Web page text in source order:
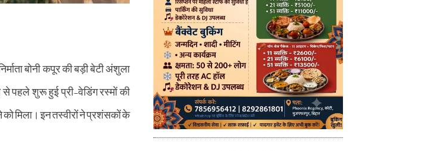
बोनी कपूर की बड़ी बेटी अंशुला
पहले शुरू हुई प्री-वेडिंग रस्मों की
मिला। इन तस्वीरों ने प्रशंसकों के